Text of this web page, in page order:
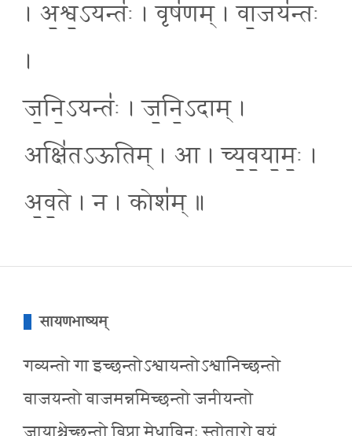
। अ॒श्व॒ऽयन्तः॑ । वृष॑णम् । वा॒जय॑न्तः
।
ज॒नि॒ऽयन्तः॑ । ज॒नि॒ऽदाम् ।
अक्षि॑तऽऊतिम् । आ । च्य॒व॒या॒मः॒ ।
अ॒व॒ते । न । कोश॑म् ॥
सायणभाष्यम्
गव्यन्तो गा इच्छन्तोऽश्वायन्तोऽश्वानिच्छन्तो
वाजयन्तो वाजमन्नमिच्छन्तो जनीयन्तो
जायाश्चेच्छन्तो विप्रा मेधाविनः स्तोतारो वयं